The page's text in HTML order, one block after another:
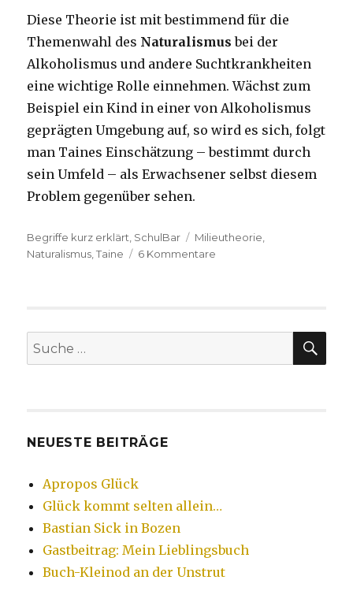
Diese Theorie ist mit bestimmend für die
Themenwahl des Naturalismusbei der
Alkoholismus und andere Suchtkrankheiten
eine wichtige Rolle einnehmen. Wächst zum
Beispiel ein Kind in einer von Alkoholismus
geprägten Umgebung auf, so wird es sich, folgt
man Taines Einschätzung – bestimmt durch
sein Umfeld – als Erwachsener selbst diesem
Problem gegenüber sehen.
Kategorien
Begriffe kurz erklärt SchulBar Tags
Milieutheorie
Naturalismus ,Taine 6 Kommentare
Suche
nach:
NEUESTE BEITRÄGE
Apropos Glück
Glück kommt selten allein…
Bastian Sick in Bozen
Gastbeitrag: Mein Lieblingsbuch
Buch-Kleinod an der Unstrut